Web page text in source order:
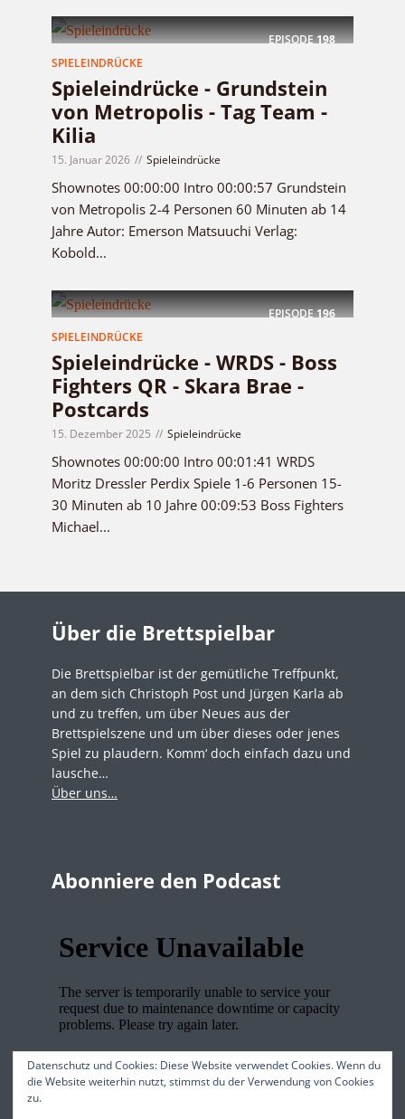
EPISODE198
SPIELEINDRÜCKE
Spieleindrücke - Grundstein
von Metropolis - Tag Team -
Kilia
15. Januar 2026 Spieleindrücke
Shownotes 00:00:00 Intro 00:00:57 Grundstein
von Metropolis 2-4 Personen 60 Minuten ab 14
Jahre Autor: Emerson Matsuuchi Verlag:
Kobold...
EPISODE196
SPIELEINDRÜCKE
Spieleindrücke - WRDS - Boss
Fighters QR - Skara Brae -
Postcards
15. Dezember 2025 Spieleindrücke
Shownotes 00:00:00 Intro 00:01:41 WRDS
Moritz Dressler Perdix Spiele 1-6 Personen 15-
30 Minuten ab 10 Jahre 00:09:53 Boss Fighters
Michael...
Über die Brettspielbar
Die Brettspielbar ist der gemütliche Treffpunkt,
an dem sich Christoph Post und Jürgen Karla ab
und zu treffen, um über Neues aus der
Brettspielszene und um über dieses oder jenes
Spiel zu plaudern. Komm‘ doch einfach dazu und
lausche…
Über uns…
Abonniere den Podcast
Datenschutz und Cookies: Diese Website verwendet Cookies. Wenn du
die Website weiterhin nutzt, stimmst du der Verwendung von Cookies
zu.